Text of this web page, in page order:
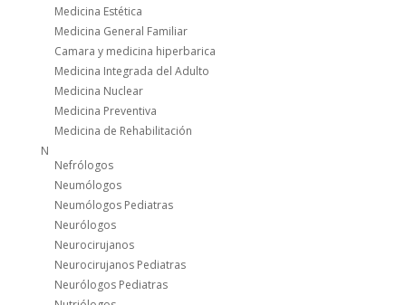
Medicina Estética
Medicina General Familiar
Camara y medicina hiperbarica
Medicina Integrada del Adulto
Medicina Nuclear
Medicina Preventiva
Medicina de Rehabilitación
N
Nefrólogos
Neumólogos
Neumólogos Pediatras
Neurólogos
Neurocirujanos
Neurocirujanos Pediatras
Neurólogos Pediatras